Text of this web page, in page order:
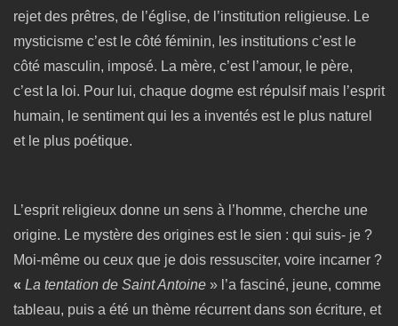
rejet des prêtres, de l’église, de l’institution religieuse. Le
mysticisme c’est le côté féminin, les institutions c’est le
côté masculin, imposé. La mère, c’est l’amour, le père,
c’est la loi. Pour lui, chaque dogme est répulsif mais l’esprit
humain, le sentiment qui les a inventés est le plus naturel
et le plus poétique.
L’esprit religieux donne un sens à l’homme, cherche une
origine. Le mystère des origines est le sien : qui suis- je ?
Moi-même ou ceux que je dois ressusciter, voire incarner ?
« La tentation de Saint Antoine » l’a fasciné, jeune, comme
tableau, puis a été un thème récurrent dans son écriture, et